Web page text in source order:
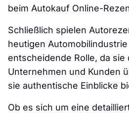
beim Autokauf Online-
Schließlich spielen
heutigen
entscheidende Rolle, da
Unternehmen und Kunden
sie authentische Einblicke
Ob es sich um eine